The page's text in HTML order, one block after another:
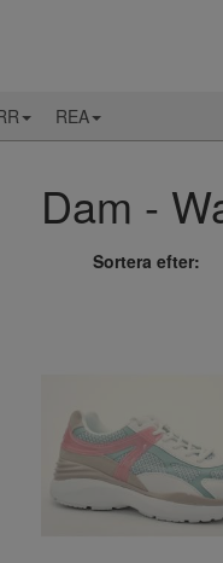
REA
Dam -
Sortera efter: